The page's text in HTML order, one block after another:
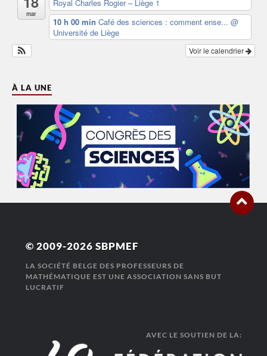
mar
Royal Charles Rogier – Liège 1
10 h 00 min Café des sciences : comment ense... @
Université de Liège
Voir le calendrier
À LA UNE
© 2009-2026 SBPMEF
LA SOCIÉTÉ BELGE DES PROFESSEURS DE
MATHÉMATIQUE EST UNE ASSOCIATION SANS BUT
LUCRATIF
AVEC LE SOUTIEN DE LA: